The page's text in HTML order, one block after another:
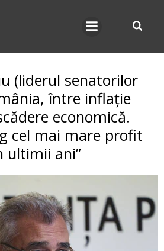
(liderul senatorilor
între inflație
economică.
cel mai mare profit
ultimii ani”